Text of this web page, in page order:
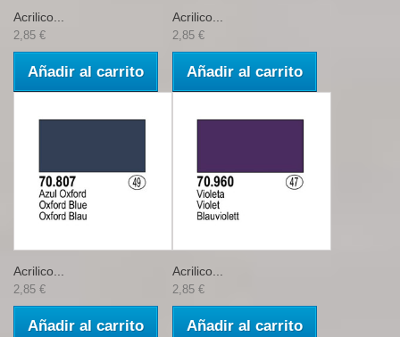
Acrilico...
2,85 €
Añadir al carrito
Acrilico...
2,85 €
Añadir al carrito
Acrilico...
2,85 €
Añadir al carrito
Acrilico...
2,85 €
Añadir al carrito